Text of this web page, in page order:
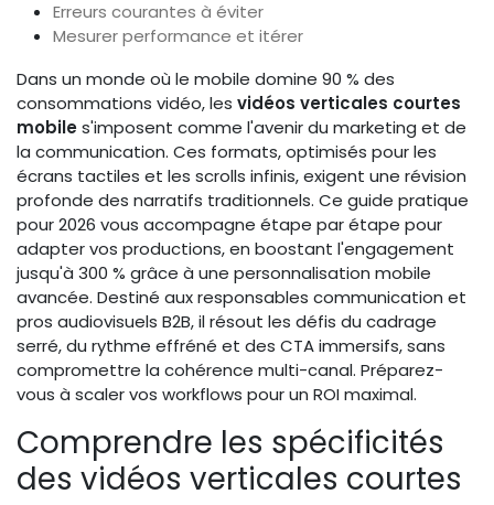
Erreurs courantes à éviter
Mesurer performance et itérer
Dans un monde où le mobile domine 90 % des
consommations vidéo, les vidéos verticales courtes
mobiles'imposent comme l'avenir du marketing et de
la communication. Ces formats, optimisés pour les
écrans tactiles et les scrolls infinis, exigent une révision
profonde des narratifs traditionnels. Ce guide pratique
pour 2026 vous accompagne étape par étape pour
adapter vos productions, en boostant l'engagement
jusqu'à 300 % grâce à une personnalisation mobile
avancée. Destiné aux responsables communication et
pros audiovisuels B2B, il résout les défis du cadrage
serré, du rythme effréné et des CTA immersifs, sans
compromettre la cohérence multi-canal. Préparez-
vous à scaler vos workflows pour un ROI maximal.
Comprendre les spécificités
des vidéos verticales courtes